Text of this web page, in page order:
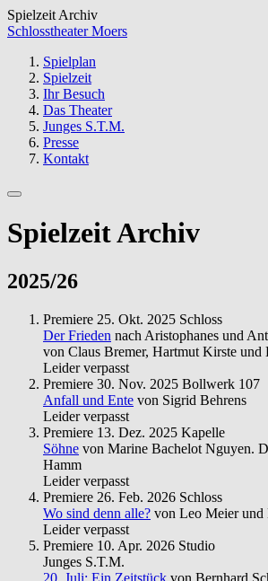
Spielzeit Archiv
Schlosstheater Moers
Spielplan
Spielzeit
Ihr Besuch
Das Theater
Junges S.T.M.
Presse
Kontakt
Spielzeit Archiv
2025/26
Premiere 25. Okt. 2025 Schloss
Der Frieden nach Aristophanes und
von Claus Bremer, Hartmut Kirste und
Leider verpasst
Premiere 30. Nov. 2025 Bollwerk 107
Anfall und Ente von Sigrid Behrens
Leider verpasst
Premiere 13. Dez. 2025 Kapelle
Söhne von Marine Bachelot Nguyen.
Hamm
Leider verpasst
Premiere 26. Feb. 2026 Schloss
Wo sind denn alle? von Leo Meier und
Leider verpasst
Premiere 10. Apr. 2026 Studio
Junges S.T.M.
20. Juli: Ein Zeitstück von Bernhard